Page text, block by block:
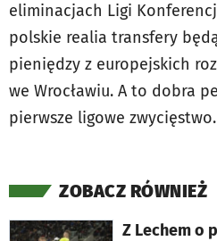
eliminacjach Ligi
polskie realia transfery
pieniędzy z europejskich
we Wrocławiu. A to dobra
pierwsze ligowe zwycięstwo.
ZOBACZ RÓWNIEŻ
Z Lechem o
otworzy się w nowej karcie